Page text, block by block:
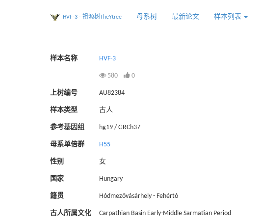
HVF-3 - 祖源树TheYtree 母系树 最新论文 样本列表
样本名称 HVF-3
580 0
上树编号 AU82384
样本类型 古人
参考基因组 hg19 / GRCh37
母系单倍群 H55
性别 女
国家 Hungary
籍贯 Hódmezővásárhely - Fehértó
古人所属文化 Carpathian Basin Early-Middle Sarmatian Period